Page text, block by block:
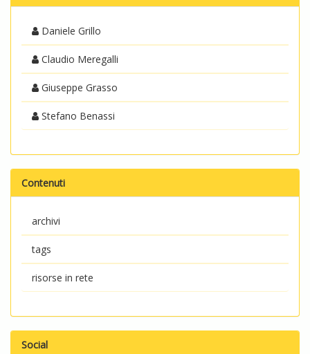
Daniele Grillo
Claudio Meregalli
Giuseppe Grasso
Stefano Benassi
Contenuti
archivi
tags
risorse in rete
Social